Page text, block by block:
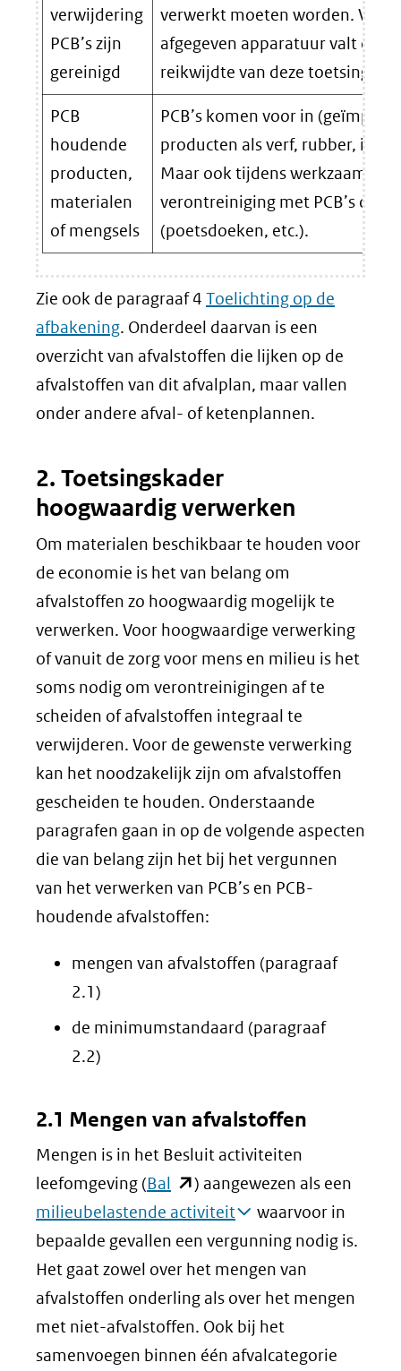
verwijdering
PCB’s zijn
gereinigd
verwerkt moeten worden. Voor
afgegeven apparatuur valt
reikwijdte van deze
PCB
houdende
producten,
materialen
of mengsels
PCB’s komen voor in
producten als verf, rubber,
Maar ook tijdens
verontreiniging met PCB’s
(poetsdoeken, etc.).
Zie ook de paragraaf 4 Toelichting op de
afbakening. Onderdeel daarvan is een
overzicht van afvalstoffen die lijken op de
afvalstoffen van dit afvalplan, maar vallen
onder andere afval- of ketenplannen.
2. Toetsingskader
hoogwaardig verwerken
Om materialen beschikbaar te houden voor
de economie is het van belang om
afvalstoffen zo hoogwaardig mogelijk te
verwerken. Voor hoogwaardige verwerking
of vanuit de zorg voor mens en milieu is het
soms nodig om verontreinigingen af te
scheiden of afvalstoffen integraal te
verwijderen. Voor de gewenste verwerking
kan het noodzakelijk zijn om afvalstoffen
gescheiden te houden. Onderstaande
paragrafen gaan in op de volgende aspecten
die van belang zijn het bij het vergunnen
van het verwerken van PCB’s en PCB-
houdende afvalstoffen:
mengen van afvalstoffen (paragraaf
2.1)
de minimumstandaard (paragraaf
2.2)
2.1 Mengen van afvalstoffen
Mengen is in het Besluit activiteiten
leefomgeving (Bal (opent
in
nieuw
venster)
(verwijst
naar
een
) aangewezen als een
milieubelastende activiteit
waarvoor in
bepaalde gevallen een vergunning nodig is.
Het gaat zowel over het mengen van
afvalstoffen onderling als over het mengen
met niet-afvalstoffen. Ook bij het
samenvoegen binnen één afvalcategorie